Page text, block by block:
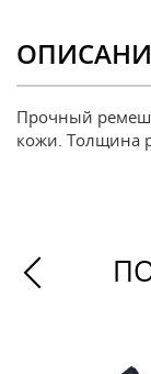
Прочный
кожи. Толщина